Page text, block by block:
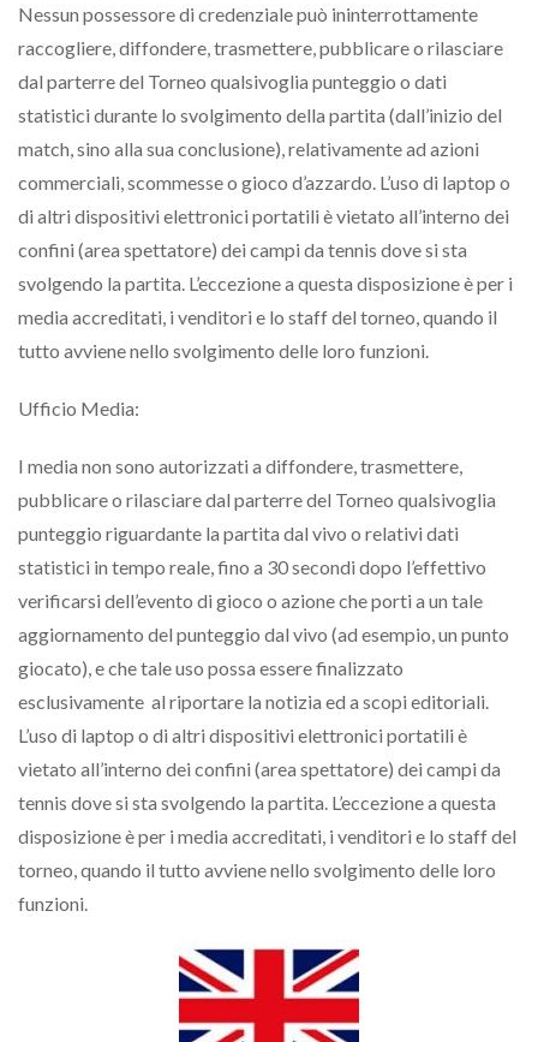
Nessun possessore di credenziale può ininterrottamente
raccogliere, diffondere, trasmettere, pubblicare o rilasciare
dal parterre del Torneo qualsivoglia punteggio o dati
statistici durante lo svolgimento della partita (dall’inizio del
match, sino alla sua conclusione), relativamente ad azioni
commerciali, scommesse o gioco d’azzardo. L’uso di laptop o
di altri dispositivi elettronici portatili è vietato all’interno dei
confini (area spettatore) dei campi da tennis dove si sta
svolgendo la partita. L’eccezione a questa disposizione è per i
media accreditati, i venditori e lo staff del torneo, quando il
tutto avviene nello svolgimento delle loro funzioni.
Ufficio Media:
I media non sono autorizzati a diffondere, trasmettere,
pubblicare o rilasciare dal parterre del Torneo qualsivoglia
punteggio riguardante la partita dal vivo o relativi dati
statistici in tempo reale, fino a 30 secondi dopo l’effettivo
verificarsi dell’evento di gioco o azione che porti a un tale
aggiornamento del punteggio dal vivo (ad esempio, un punto
giocato), e che tale uso possa essere finalizzato
esclusivamente al riportare la notizia ed a scopi editoriali.
L’uso di laptop o di altri dispositivi elettronici portatili è
vietato all’interno dei confini (area spettatore) dei campi da
tennis dove si sta svolgendo la partita. L’eccezione a questa
disposizione è per i media accreditati, i venditori e lo staff del
torneo, quando il tutto avviene nello svolgimento delle loro
funzioni.